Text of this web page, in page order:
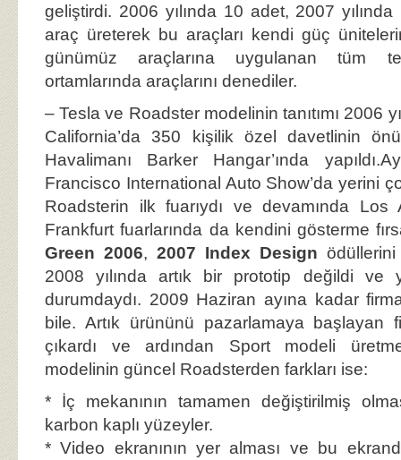
geliştirdi. 2006 yılında 10 adet, 2007
araç üreterek bu araçları kendi güç
günümüz araçlarına uygulanan tüm
ortamlarında araçlarını denediler.
– Tesla ve Roadster modelinin tanıtımı 2006
California’da 350 kişilik özel davetlinin
Havalimanı Barker Hangar’ında
Francisco International Auto Show’da yerini
Roadsterin ilk fuarıydı ve devamında
Frankfurt fuarlarında da kendini gösterme
Green 2006, 2007 Index Design
2008 yılında artık bir prototip değildi ve
durumdaydı. 2009 Haziran ayına kadar
bile. Artık ürününü pazarlamaya başlayan
çıkardı ve ardından Sport modeli
modelinin güncel Roadsterden farkları ise:
* İç mekanının tamamen değiştirilmiş
karbon kaplı yüzeyler.
* Video ekranının yer alması ve bu